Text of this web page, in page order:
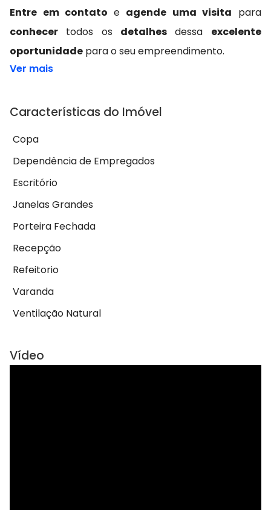
Entre em contato e agende uma visita para
conhecer todos os detalhesdessa excelente
oportunidade para o seu empreendimento.
Ver mais
Características do Imóvel
Copa
Dependência de Empregados
Escritório
Janelas Grandes
Porteira Fechada
Recepção
Refeitorio
Varanda
Ventilação Natural
Vídeo